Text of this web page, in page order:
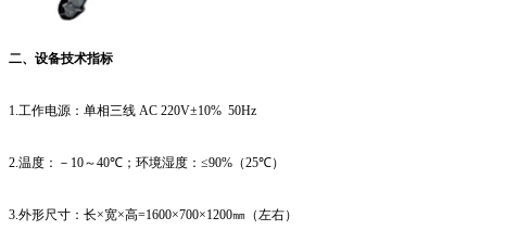
二、设备技术指标
1. 工作电源：单相三线 AC 220V±10% 50Hz
2. 温度：－ 10～40℃ ；环境湿度： ≤90% （25℃）
3. 外形尺寸：长×宽×高=1600×700×1200㎜（左右）